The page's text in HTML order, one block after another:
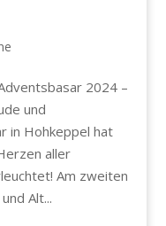
2024 –
und
in Hohkeppel hat
aller
Am zweiten
Alt...